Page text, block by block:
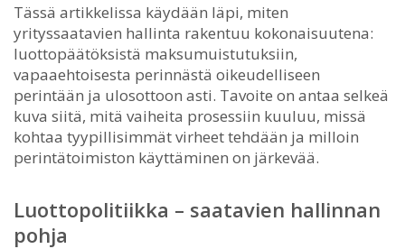
Tässä artikkelissa käydään läpi, miten
yrityssaatavien hallinta rakentuu kokonaisuutena:
luottopäätöksistä maksumuistutuksiin,
vapaaehtoisesta perinnästä oikeudelliseen
perintään ja ulosottoon asti. Tavoite on antaa selkeä
kuva siitä, mitä vaiheita prosessiin kuuluu, missä
kohtaa tyypillisimmät virheet tehdään ja milloin
perintätoimiston käyttäminen on järkevää.
Luottopolitiikka – saatavien hallinnan
pohja